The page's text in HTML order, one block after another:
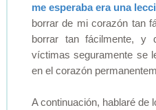
me esperaba era una
borrar de mi corazón tan
borrar tan fácilmente, y
víctimas seguramente se
en el corazón
A continuación, hablaré de